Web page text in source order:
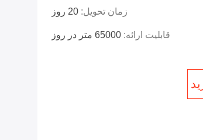
زمان تحویل: 20 روز
قابلیت ارائه: 65000 متر در روز